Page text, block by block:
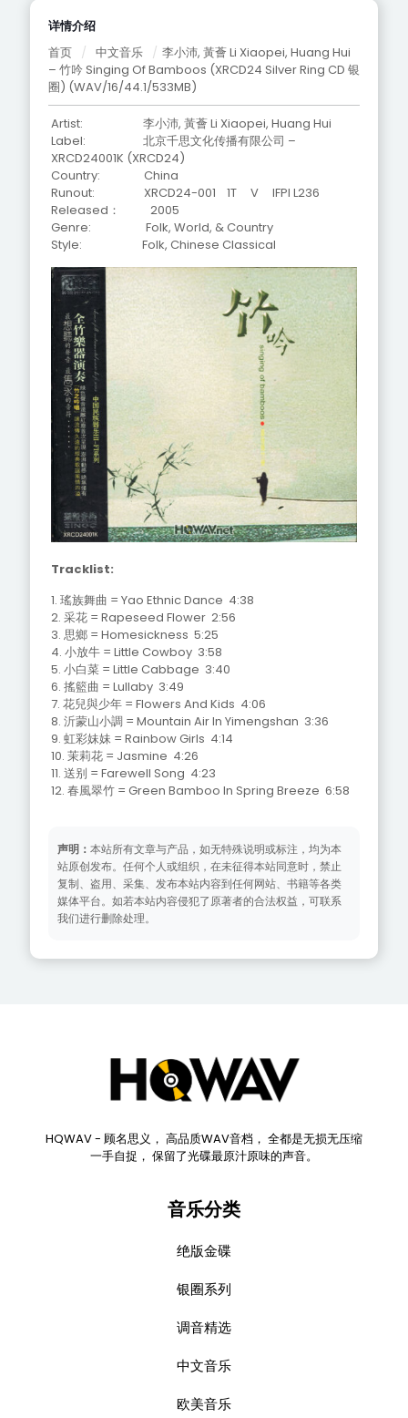
详情介绍
首页 / 中文音乐 / 李小沛, 黃薈 Li Xiaopei, Huang Hui
– 竹吟 Singing Of Bamboos (XRCD24 Silver Ring CD 银
圈) (WAV/16/44.1/533MB)
Artist: 李小沛, 黃薈 Li Xiaopei, Huang Hui
Label: 北京千思文化传播有限公司 –
XRCD24001K (XRCD24)
Country: China
Runout: XRCD24-001 1T V IFPI L236
Released： 2005
Genre: Folk, World, & Country
Style: Folk, Chinese Classical
Tracklist:
1. 瑤族舞曲 = Yao Ethnic Dance 4:38
2. 采花 = Rapeseed Flower 2:56
3. 思鄉 = Homesickness 5:25
4. 小放牛 = Little Cowboy 3:58
5. 小白菜 = Little Cabbage 3:40
6. 搖籃曲 = Lullaby 3:49
7. 花兒與少年 = Flowers And Kids 4:06
8. 沂蒙山小調 = Mountain Air In Yimengshan 3:36
9. 虹彩妹妹 = Rainbow Girls 4:14
10. 茉莉花 = Jasmine 4:26
11. 送别 = Farewell Song 4:23
12. 春風翠竹 = Green Bamboo In Spring Breeze 6:58
声明： 本站所有文章与产品，如无特殊说明或标注，均为本
站原创发布。任何个人或组织，在未征得本站同意时，禁止
复制、盗用、采集、发布本站内容到任何网站、书籍等各类
媒体平台。如若本站内容侵犯了原著者的合法权益，可联系
我们进行删除处理。
HQWAV - 顾名思义， 高品质WAV音档， 全都是无损无压缩
一手自捉， 保留了光碟最原汁原味的声音。
音乐分类
绝版金碟
银圈系列
调音精选
中文音乐
欧美音乐